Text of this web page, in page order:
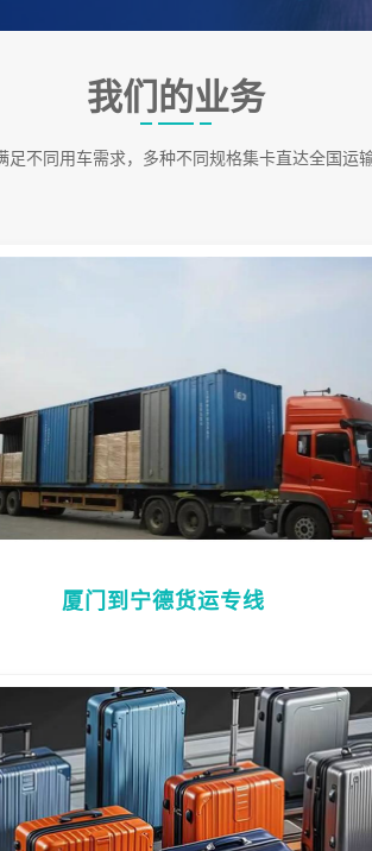
我们的业务
不同用车需求，多种不同规格集卡直达全国运
厦门到宁德货运专线